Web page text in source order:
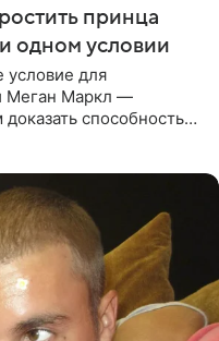
принца
одном условии
условие для
Меган Маркл —
способность